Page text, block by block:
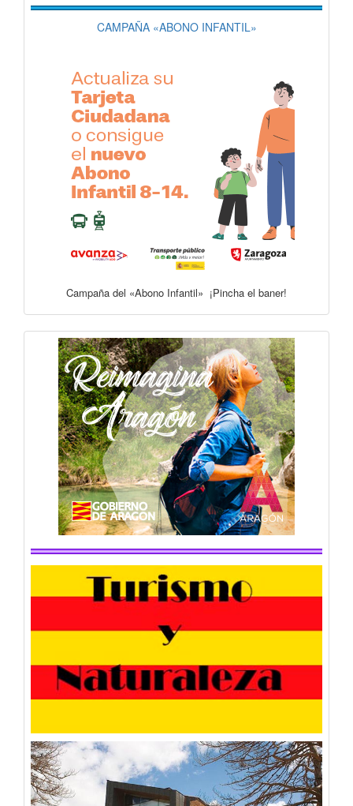
CAMPAÑA «ABONO INFANTIL»
Campaña del «Abono Infantil» ¡Pincha el baner!